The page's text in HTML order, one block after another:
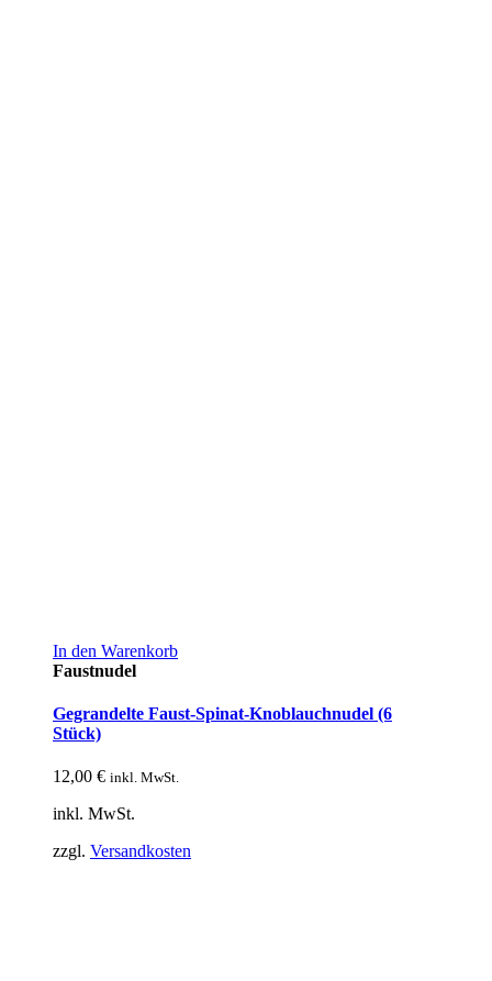
In den Warenkorb
Faustnudel
Gegrandelte Faust-Spinat-Knoblauchnudel (6
Stück)
12,00 € inkl. MwSt.
inkl. MwSt.
zzgl. Versandkosten